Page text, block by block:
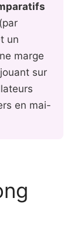
un
marge
sur
en mai-